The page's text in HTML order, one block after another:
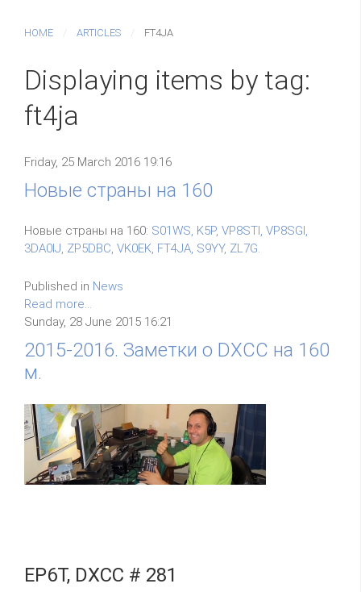
HOME ARTICLES FT4JA
Displaying items by tag:
ft4ja
Friday, 25 March 2016 19:16
Новые страны на 160
Новые страны на 160: S01WS, K5P, VP8STI, VP8SGI,
3DA0IJ, ZP5DBC, VK0EK, FT4JA, S9YY, ZL7G.
Published in News
Read more...
Sunday, 28 June 2015 16:21
2015-2016. Заметки о DXCC на 160
м.
EP6T, DXCC # 281